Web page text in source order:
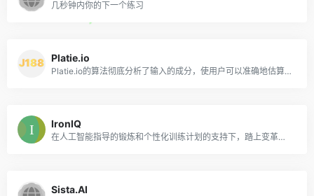
几秒钟内你的下一个练习
Platie.io
Platie.io的算法彻底分析了输入的成分，使用户可以准确地估算其膳食的营养价值。
IronIQ
在人工智能指导的锻炼和个性化训练计划的支持下，踏上变革性的健身之旅。
Sista.AI